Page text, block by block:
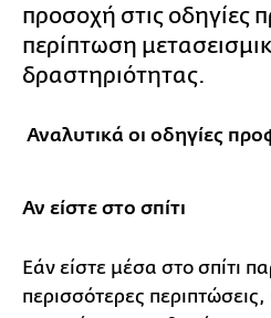
προσοχή στις οδηγίες
περίπτωση
δραστηριότητας.
Αναλυτικά οι οδηγίες
Αν είστε στο σπίτι
Εάν είστε μέσα στο σπίτι
περισσότερες